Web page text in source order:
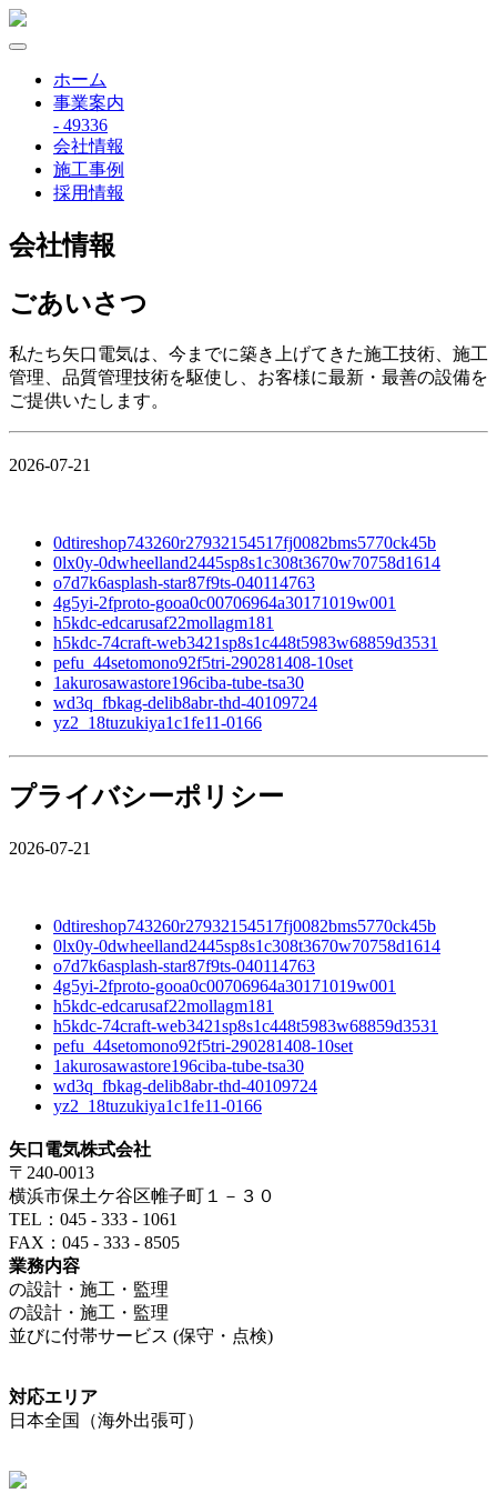
ホーム
事業案内
- 49336
会社情報
施工事例
採用情報
会社情報
ごあいさつ
私たち矢口電気は、今までに築き上げてきた施工技術、施工
管理、品質管理技術を駆使し、お客様に最新・最善の設備を
ご提供いたします。
2026-07-21
0dtireshop743260r27932154517fj0082bms5770ck45b
0lx0y-0dwheelland2445sp8s1c308t3670w70758d1614
o7d7k6asplash-star87f9ts-040114763
4g5yi-2fproto-gooa0c00706964a30171019w001
h5kdc-edcarusaf22mollagm181
h5kdc-74craft-web3421sp8s1c448t5983w68859d3531
pefu_44setomono92f5tri-290281408-10set
1akurosawastore196ciba-tube-tsa30
wd3q_fbkag-delib8abr-thd-40109724
yz2_18tuzukiya1c1fe11-0166
プライバシーポリシー
2026-07-21
0dtireshop743260r27932154517fj0082bms5770ck45b
0lx0y-0dwheelland2445sp8s1c308t3670w70758d1614
o7d7k6asplash-star87f9ts-040114763
4g5yi-2fproto-gooa0c00706964a30171019w001
h5kdc-edcarusaf22mollagm181
h5kdc-74craft-web3421sp8s1c448t5983w68859d3531
pefu_44setomono92f5tri-290281408-10set
1akurosawastore196ciba-tube-tsa30
wd3q_fbkag-delib8abr-thd-40109724
yz2_18tuzukiya1c1fe11-0166
矢口電気株式会社
〒240-0013
横浜市保土ケ谷区帷子町１－３０
TEL：045 - 333 - 1061
FAX：045 - 333 - 8505
業務内容
の設計・施工・監理
の設計・施工・監理
並びに付帯サービス (保守・点検)
対応エリア
日本全国（海外出張可）